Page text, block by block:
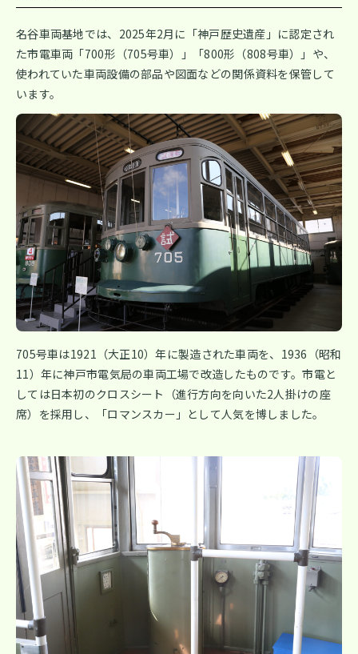
名谷車両基地では、2025年2月に「神戸歴史遺産」に認定され
た市電車両「700形（705号車）」「800形（808号車）」や、
使われていた車両設備の部品や図面などの関係資料を保管して
います。
705号車は1921（大正10）年に製造された車両を、1936（昭和
11）年に神戸市電気局の車両工場で改造したものです。市電と
しては日本初のクロスシート（進行方向を向いた2人掛けの座
席）を採用し、「ロマンスカー」として人気を博しました。